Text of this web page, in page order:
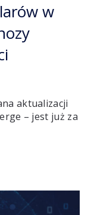
w
aktualizacji
– jest już za